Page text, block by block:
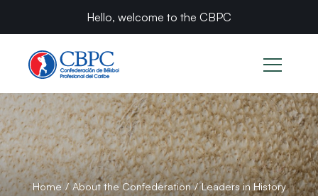
Hello, welcome to the CBPC
Home / About the Confederation / Leaders in History